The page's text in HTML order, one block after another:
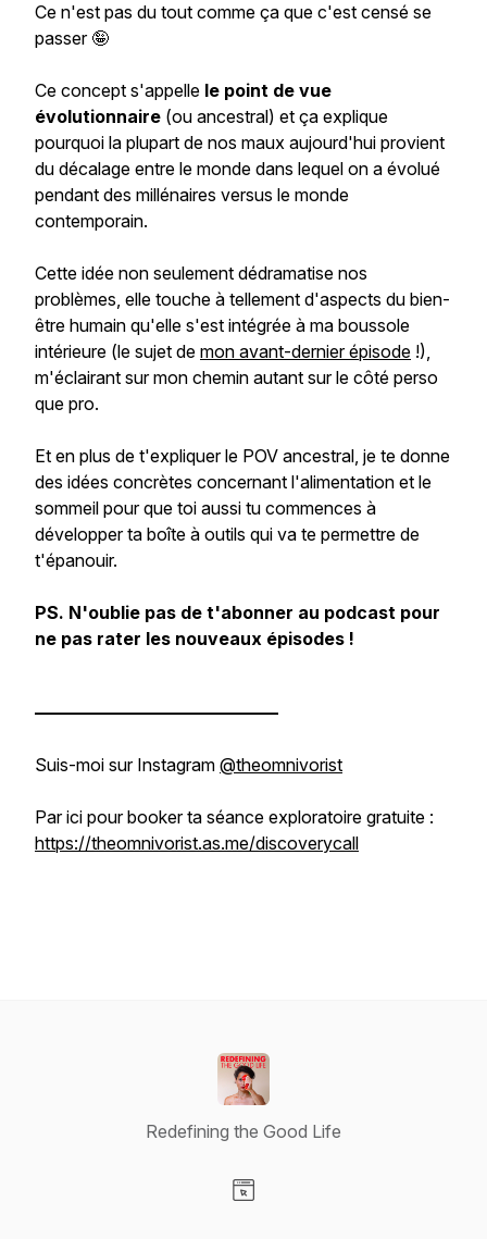
Ce n'est pas du tout comme ça que c'est censé se
passer 🤪
Ce concept s'appelle le point de vue
évolutionnaire (ou ancestral) et ça explique
pourquoi la plupart de nos maux aujourd'hui provient
du décalage entre le monde dans lequel on a évolué
pendant des millénaires versus le monde
contemporain.
Cette idée non seulement dédramatise nos
problèmes, elle touche à tellement d'aspects du bien-
être humain qu'elle s'est intégrée à ma boussole
intérieure (le sujet de mon avant-dernier épisode !),
m'éclairant sur mon chemin autant sur le côté perso
que pro.
Et en plus de t'expliquer le POV ancestral, je te donne
des idées concrètes concernant l'alimentation et le
sommeil pour que toi aussi tu commences à
développer ta boîte à outils qui va te permettre de
t'épanouir.
PS. N'oublie pas de t'abonner au podcast pour
ne pas rater les nouveaux épisodes !
——————————————
Suis-moi sur Instagram @theomnivorist
Par ici pour booker ta séance exploratoire gratuite :
https://theomnivorist.as.me/discoverycall
Redefining the Good Life